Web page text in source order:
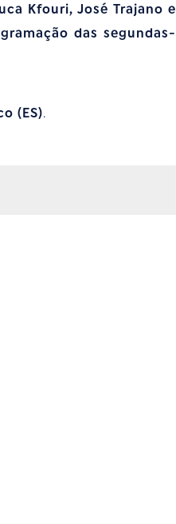
Kfouri, José Trajano e
das segundas-
(ES).